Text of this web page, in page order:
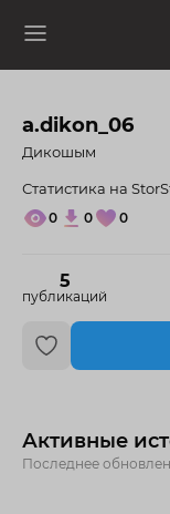
a.dikon_06
5
публикаций
Дикошым
Статистика на
0 0 0
Активные
Последнее